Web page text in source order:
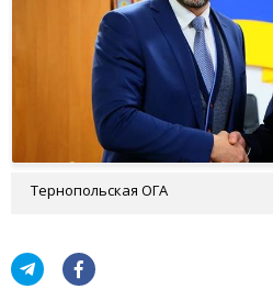
Тернопольская ОГА